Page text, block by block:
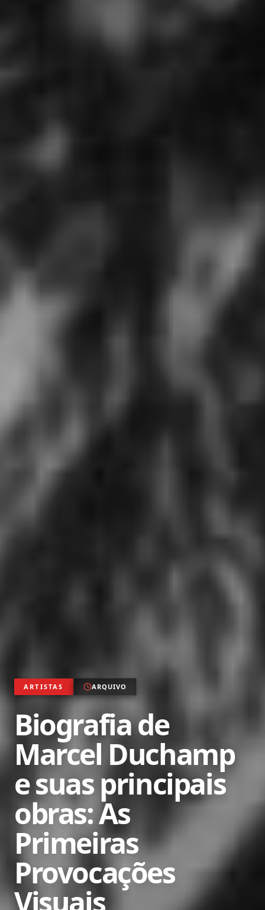
ARTISTAS ARQUIVO
Biografia de
Marcel Duchamp
e suas principais
obras: As
Primeiras
Provocações
Visuais